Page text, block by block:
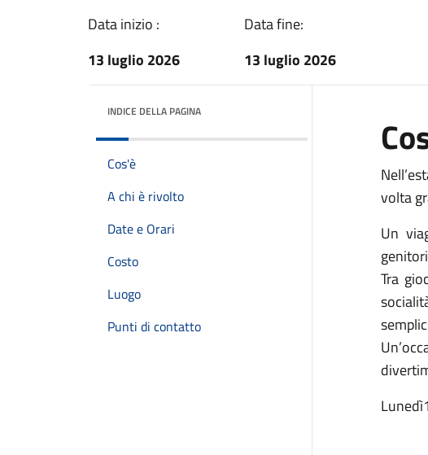
Data inizio :
13 luglio 2026
Data fine:
13 luglio 2026
INDICE DELLA PAGINA
Cos'è
A chi è rivolto
Date e Orari
Costo
Luogo
Punti di contatto
volta
Un
Tra